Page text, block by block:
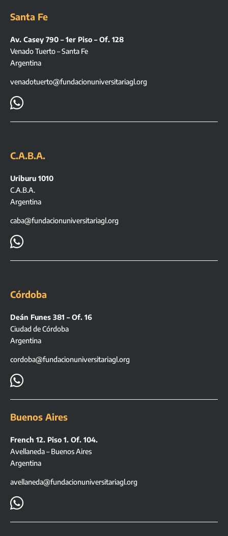
Santa Fe
Av. Casey 790 – 1er Piso – Of. 128
Venado Tuerto – Santa Fe
Argentina
venadotuerto@fundacionuniversitariagl.org

C.A.B.A.
Uriburu 1010
C.A.B.A.
Argentina
caba@fundacionuniversitariagl.org

Córdoba
Deán Funes 381 – Of. 16
Ciudad de Córdoba
Argentina
cordoba@fundacionuniversitariagl.org

Buenos Aires
French 12. Piso 1. Of. 104.
Avellaneda – Buenos Aires
Argentina
avellaneda@fundacionuniversitariagl.org
